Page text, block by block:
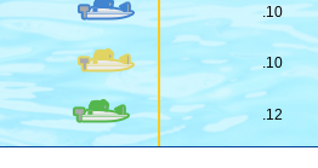
.10
.10
.12